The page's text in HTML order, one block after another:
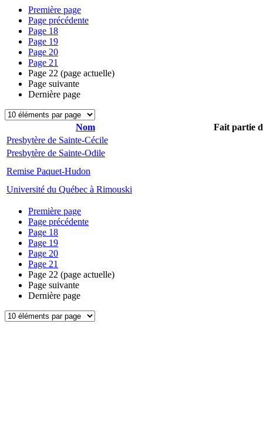
Première page
Page précédente
Page 18
Page 19
Page 20
Page 21
Page 22 (page actuelle)
Page suivante
Dernière page
Nom
Fait partie
Presbytère de Sainte-Cécile
Presbytère de Sainte-Odile
Remise Paquet-Hudon
Université du Québec à Rimouski
Première page
Page précédente
Page 18
Page 19
Page 20
Page 21
Page 22 (page actuelle)
Page suivante
Dernière page